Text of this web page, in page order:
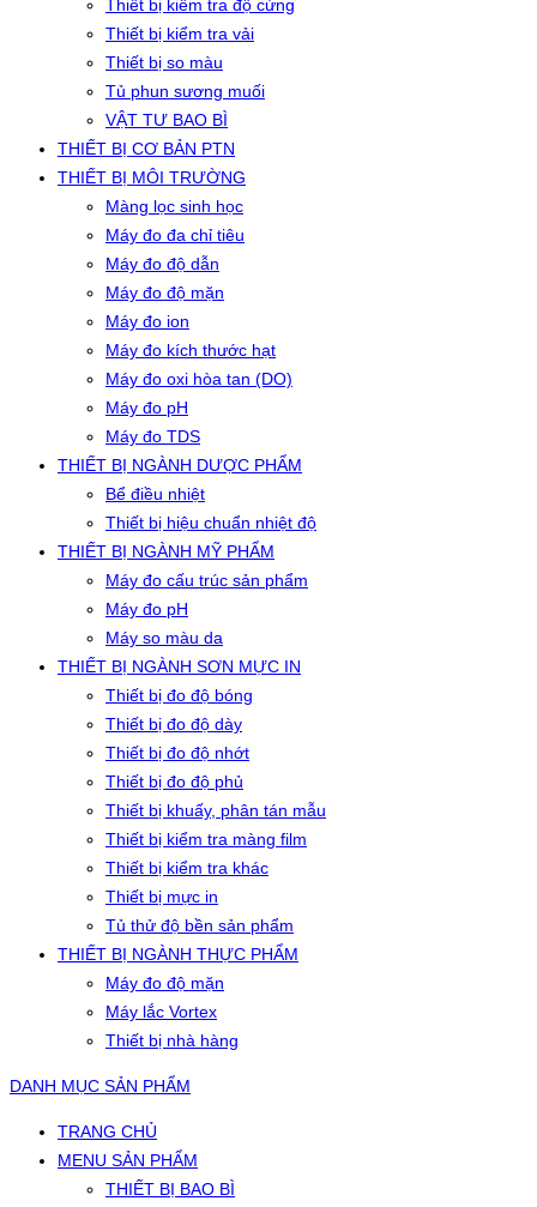
Thiết bị kiểm tra độ cứng
Thiết bị kiểm tra vải
Thiết bị so màu
Tủ phun sương muối
VẬT TƯ BAO BÌ
THIẾT BỊ CƠ BẢN PTN
THIẾT BỊ MÔI TRƯỜNG
Màng lọc sinh học
Máy đo đa chỉ tiêu
Máy đo độ dẫn
Máy đo độ mặn
Máy đo ion
Máy đo kích thước hạt
Máy đo oxi hòa tan (DO)
Máy đo pH
Máy đo TDS
THIẾT BỊ NGÀNH DƯỢC PHẨM
Bể điều nhiệt
Thiết bị hiệu chuẩn nhiệt độ
THIẾT BỊ NGÀNH MỸ PHẨM
Máy đo cấu trúc sản phẩm
Máy đo pH
Máy so màu da
THIẾT BỊ NGÀNH SƠN MỰC IN
Thiết bị đo độ bóng
Thiết bị đo độ dày
Thiết bị đo độ nhớt
Thiết bị đo độ phủ
Thiết bị khuấy, phân tán mẫu
Thiết bị kiểm tra màng film
Thiết bị kiểm tra khác
Thiết bị mực in
Tủ thử độ bền sản phẩm
THIẾT BỊ NGÀNH THỰC PHẨM
Máy đo độ mặn
Máy lắc Vortex
Thiết bị nhà hàng
DANH MỤC SẢN PHẨM
TRANG CHỦ
MENU SẢN PHẨM
THIẾT BỊ BAO BÌ